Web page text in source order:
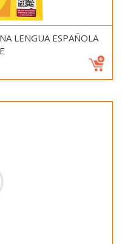
LENGUA ESPAÑOLA